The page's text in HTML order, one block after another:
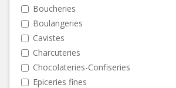
Boucheries
Boulangeries
Cavistes
Charcuteries
Chocolateries-Confiseries
Epiceries fines